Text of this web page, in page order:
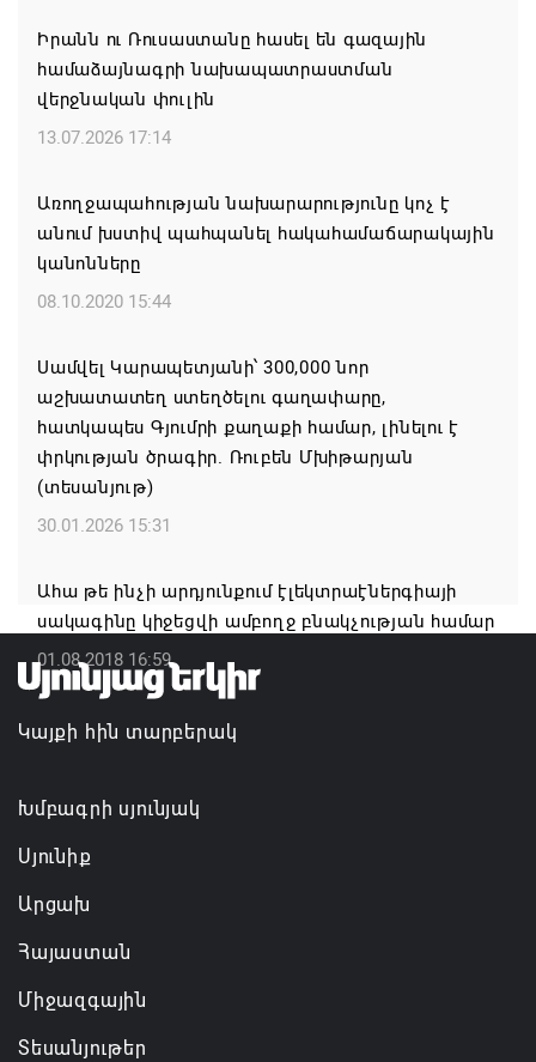
Կապան համայնքի ղեկավար Գևորգ Փարսյանի
նախաձեռնությամբ ճանապարհաշինական
մեծածավալ աշխատանքներ՝ գյուղական
բնակավայրերում
Ռուսաստանի բանակը «Իսկանդերով» հարվածել է
ուկրաինական գնացքին
07.08.2026 14:32
TRIP ծրագրով 120 մլն եվրո ներդրում՝
Հայաստանի մի շարք զբոսաշրջային
կլաստերների զարգացման համար
07.08.2026 13:49
Այս օրը պատմության մեջ կարձանագրվի որպես
Նախիջևանի հայոց թեմ
07.08.2026 12:50
Բեխի անապատը երկրորդ կյանք է ստանում
07.08.2026 12:38
Իրանն ու Ռուսաստանը հասել են գազային
համաձայնագրի նախապատրաստման
վերջնական փուլին
13.07.2026 17:14
Առողջապահության նախարարությունը կոչ է
անում խստիվ պահպանել հակահամաճարակային
կանոնները
08.10.2020 15:44
Սամվել Կարապետյանի՝ 300,000 նոր
աշխատատեղ ստեղծելու գաղափարը,
հատկապես Գյումրի քաղաքի համար, լինելու է
փրկության ծրագիր. Ռուբեն Մխիթարյան
(տեսանյութ)
30.01.2026 15:31
Ահա թե ինչի արդյունքում էլեկտրաէներգիայի
սակագինը կիջեցվի ամբnղջ բնակչության hամար
01.08.2018 16:59
Կայքի հին տարբերակ
Խմբագրի սյունյակ
Սյունիք
Արցախ
Հայաստան
Միջազգային
Տեսանյութեր